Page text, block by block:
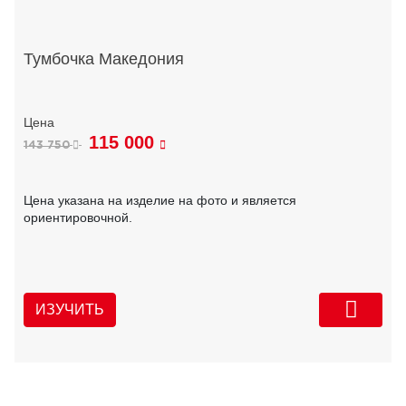
Тумбочка Македония
143 750 115 000
Цена указана на изделие на фото и является
ориентировочной.
ИЗУЧИТЬ